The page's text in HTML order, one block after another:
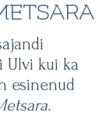
Ulvi kui ka
esinenud